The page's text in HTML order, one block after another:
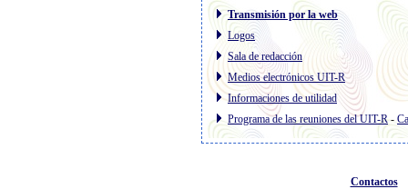
Transmisión por la web
Logos
Sala de redacción
Medios electrónicos UIT-R
Informaciones de utilidad
Programa de las reuniones del UIT-R-
Contactos